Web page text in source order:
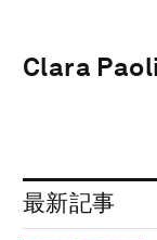
Clara
最新記事